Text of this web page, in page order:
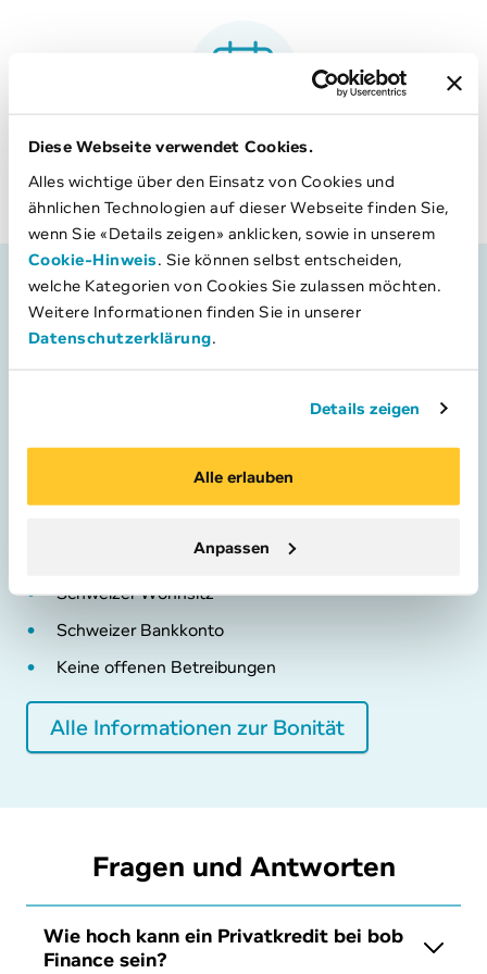
Diese Webseite verwendet Cookies.
Alles wichtige über den Einsatz von Cookies und
ähnlichen Technologien auf dieser Webseite finden Sie,
wenn Sie «Details zeigen» anklicken, sowie in unserem
Cookie-Hinweis . Sie können selbst entscheiden,
welche Kategorien von Cookies Sie zulassen möchten.
Weitere Informationen finden Sie in unserer
Datenschutzerklärung
Details zeigen
Alle erlauben
Anpassen
Längere Laufzeit
An Ihre individuelle Situation anpassen bis 120 Monate
Das brauchen Sie für Ihren Kre­
dit­an­trag
bewilligen können,
Privatperson zwischen 18 und 64 Jahren
Private E-Mail-Adresse und Handynummer
Schweizer Wohnsitz
Schweizer Bankkonto
Keine offenen Betreibungen
Alle Informationen zur Bonität
Fragen und Antworten
Wie hoch kann ein Pri­vat­kre­dit bei bob
Finance sein?